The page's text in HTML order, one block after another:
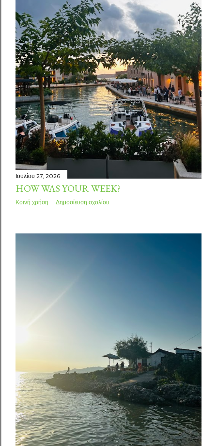
σ
ε
ι
ς
Ιουλίου 27, 2026
HOW WAS YOUR WEEK?
Κοινή χρήση Δημοσίευση σχολίου